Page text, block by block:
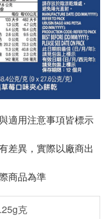
適用注意事項皆標示
差異，實際以廠商出
商品為準
克